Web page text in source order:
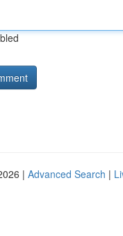
| Advanced Search |